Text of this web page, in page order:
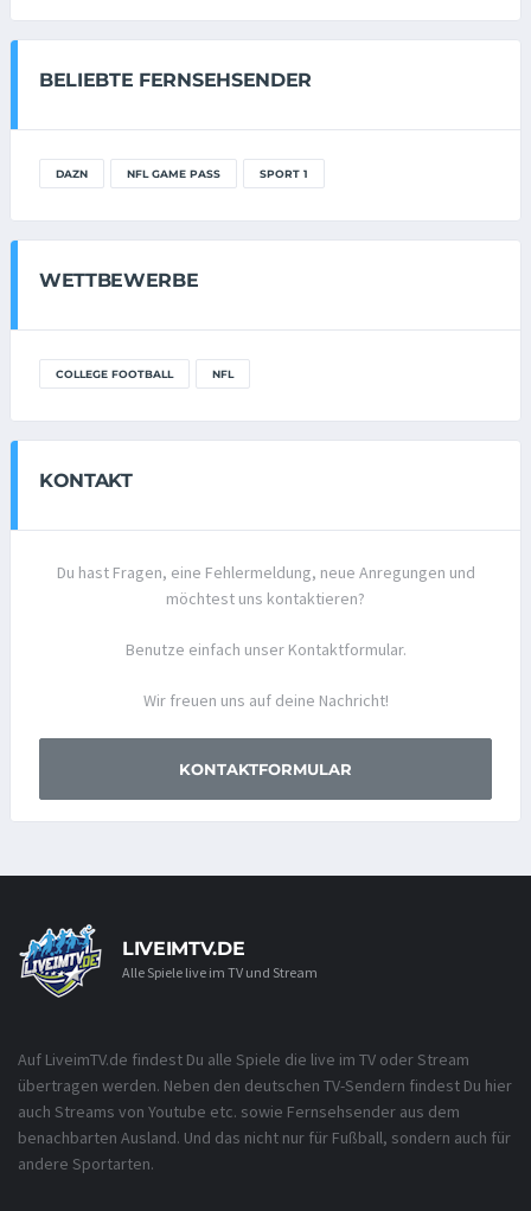
BELIEBTE FERNSEHSENDER
DAZN NFL GAME PASS SPORT 1
WETTBEWERBE
COLLEGE FOOTBALL NFL
KONTAKT
Du hast Fragen, eine Fehlermeldung, neue Anregungen und
möchtest uns kontaktieren?
Benutze einfach unser Kontaktformular.
Wir freuen uns auf deine Nachricht!
KONTAKTFORMULAR
LIVEIMTV.DE
Alle Spiele live im TV und Stream
Auf LiveimTV.de findest Du alle Spiele die live im TV oder Stream
übertragen werden. Neben den deutschen TV-Sendern findest Du hier
auch Streams von Youtube etc. sowie Fernsehsender aus dem
benachbarten Ausland. Und das nicht nur für Fußball, sondern auch für
andere Sportarten.